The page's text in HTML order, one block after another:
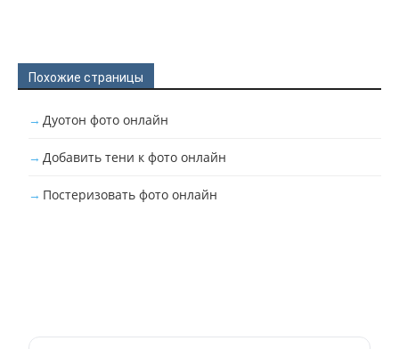
Похожие страницы
Дуотон фото онлайн
Добавить тени к фото онлайн
Постеризовать фото онлайн